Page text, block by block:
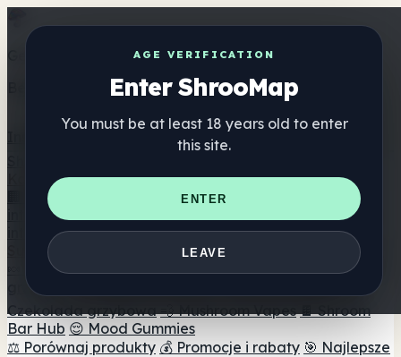
AGE VERIFICATION
Enter ShrooMap
You must be at least 18 years old to enter
this site.
ENTER
LEAVE
Get the ShrooMap app
Better than mobile web — one tap away
Katalog
🏢 Katalog marek
📍 Wyszukiwarka sklepów
internetowych
🛒 Sklepy
internetowe
Suplementy
🍬 Żelki grzybowe 💊 Kapsułki z grzybami 💧 Nalewki z
grzybów
Czekolada grzybowa 💨 Mushroom Vapes 🍫 Shroom
Bar Hub 😌 Mood Gummies
⚖️ Porównaj produkty 💰 Promocje i rabaty 🎯 Najlepsze